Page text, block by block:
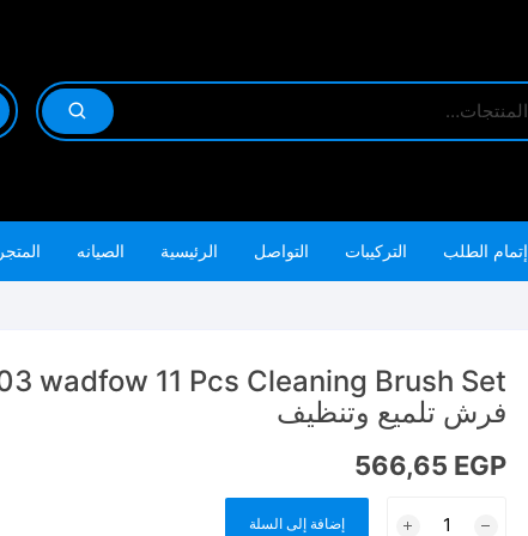
إتمام الطلب التركيبات التواصل الرئيسية الصيانه المتجر
فرش تلميع وتنظيف
566,65 EGP
إضافة إلى السلة